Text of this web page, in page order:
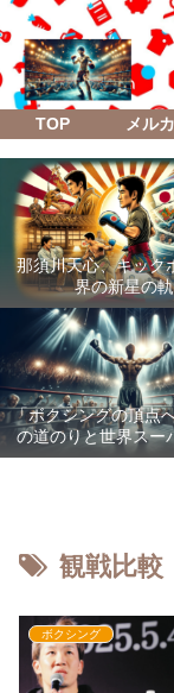
TOP メル
那須川天心、キック
界の新星の
「ボクシングの頂点
の道のりと世界スー
ム級統一戦の
観戦比較
ボクシング